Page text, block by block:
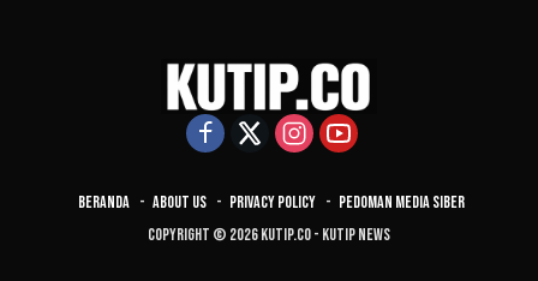
Beranda About Us Privacy Policy
Pedoman Media Siber
Copyright © 2026 Kutip.co - Kutip News